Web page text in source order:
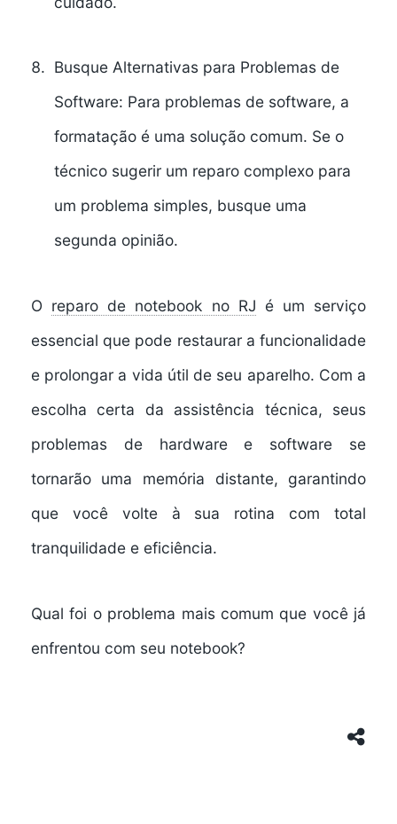
Busque Alternativas para Problemas de
Software: Para problemas de software, a
formatação é uma solução comum. Se o
técnico sugerir um reparo complexo para
um problema simples, busque uma
segunda opinião.
O reparo de notebook no RJ é um serviço
essencial que pode restaurar a funcionalidade
e prolongar a vida útil de seu aparelho. Com a
escolha certa da assistência técnica, seus
problemas de hardware e software se
tornarão uma memória distante, garantindo
que você volte à sua rotina com total
tranquilidade e eficiência.
Qual foi o problema mais comum que você já
enfrentou com seu notebook?